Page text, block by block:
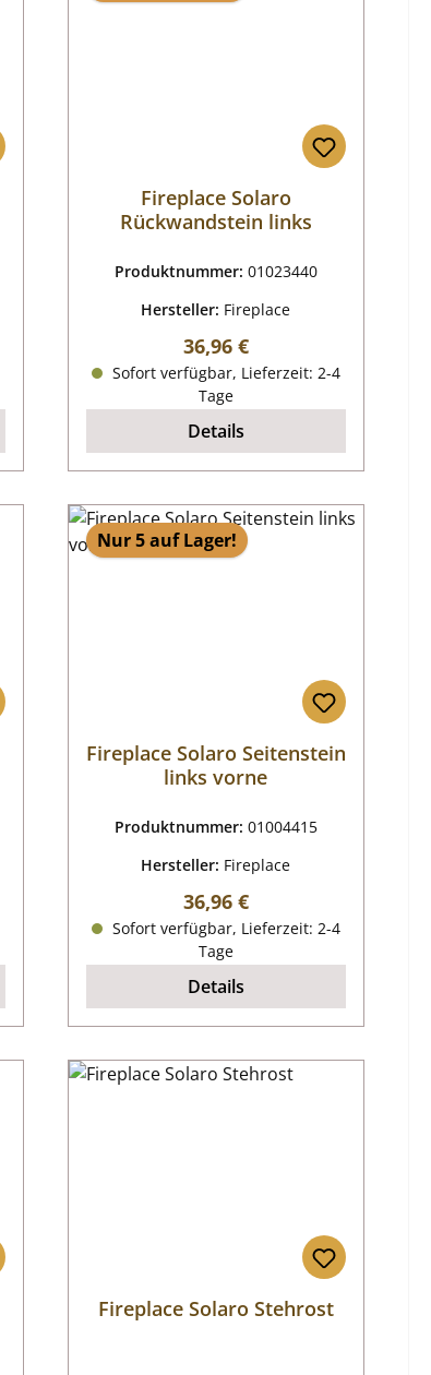
Fireplace Solaro
Rückwandstein links
Produktnummer: 01023440
Hersteller: Fireplace
Regulärer Preis:
36,96 €
Sofort verfügbar, Lieferzeit: 2-4
Tage
Details
Nur 5 auf Lager!
Fireplace Solaro Seitenstein
links vorne
Produktnummer: 01004415
Hersteller: Fireplace
Regulärer Preis:
36,96 €
Sofort verfügbar, Lieferzeit: 2-4
Tage
Details
Fireplace Solaro Stehrost